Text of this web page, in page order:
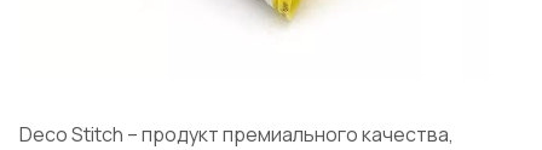
Deco Stitch – продукт премиального качества,